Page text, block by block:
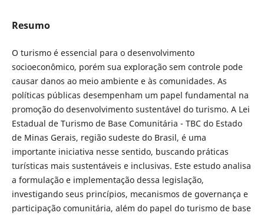
Resumo
O turismo é essencial para o desenvolvimento
socioeconômico, porém sua exploração sem controle pode
causar danos ao meio ambiente e às comunidades. As
políticas públicas desempenham um papel fundamental na
promoção do desenvolvimento sustentável do turismo. A Lei
Estadual de Turismo de Base Comunitária - TBC do Estado
de Minas Gerais, região sudeste do Brasil, é uma
importante iniciativa nesse sentido, buscando práticas
turísticas mais sustentáveis e inclusivas. Este estudo analisa
a formulação e implementação dessa legislação,
investigando seus princípios, mecanismos de governança e
participação comunitária, além do papel do turismo de base